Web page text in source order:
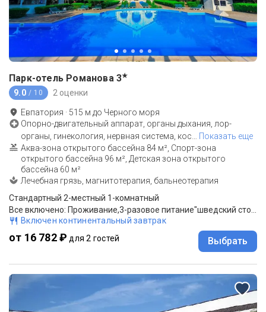
Парк-отель Романова 3★
9.0 / 10 2 оценки
Евпатория · 515 м до Черного моря
Опорно-двигательный аппарат, органы дыхания, лор-
органы, гинекология, нервная система, кос… Показать еще
Аква-зона открытого бассейна 84 м², Спорт-зона
открытого бассейна 96 м², Детская зона открытого
бассейна 60 м²
Лечебная грязь, магнитотерапия, бальнеотерапия
Стандартный 2-местный 1-комнатный
Все включено: Проживание,3-разовое питание"шведский стол"
Включен континентальный завтрак
от 16 782 ₽ для 2 гостей Выбрать